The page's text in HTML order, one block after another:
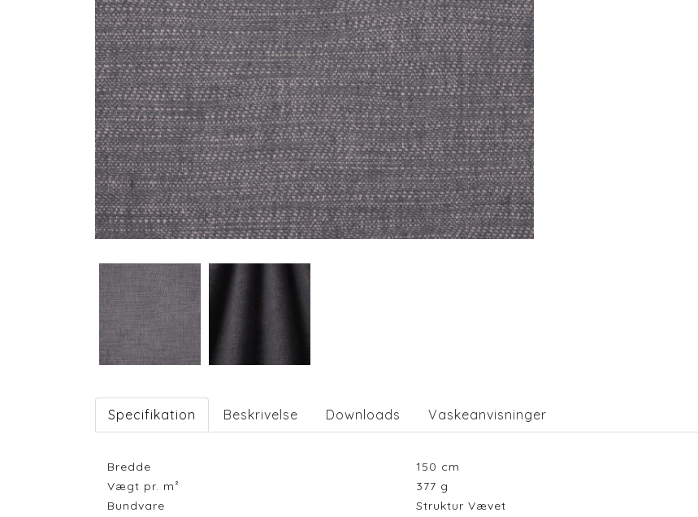
Specifikation Beskrivelse Downloads Vaskeanvisninger
Bredde 150 cm
Vægt pr. m²
377 g
Bundvare
Struktur Vævet